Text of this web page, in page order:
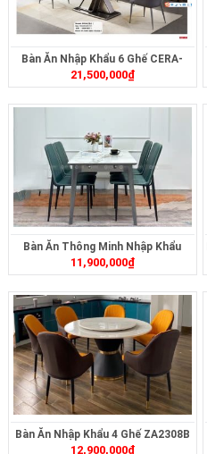
Bàn Ăn Nhập Khẩu 6 Ghế CERA-
2361
21,500,000₫
Bàn Ăn Thông Minh Nhập Khẩu
ZA2357
11,900,000₫
Bàn Ăn Nhập Khẩu 4 Ghế ZA2308B
12,900,000₫